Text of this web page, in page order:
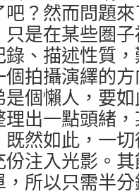
？然而問題
是在某些圏
、描述性質
拍攝演繹的
個懶人，要
出一點頭緒
然如此，一
注入光影。
所以只需半